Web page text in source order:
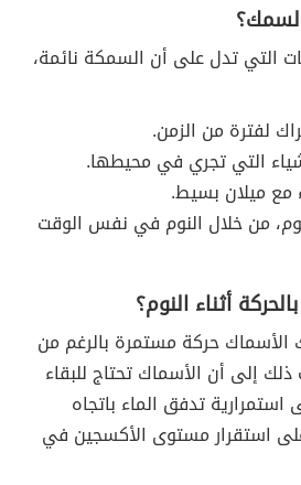
التي تدل على أن السمكة نائمة،
لفترة من الزمن.
التي تجري في محيطها.
مع ميلان بسيط.
من خلال النوم في نفس الوقت
أثناء النوم؟
حركة مستمرة بالرغم من
إلى أن الأسماك تحتاج للبقاء
تدفق الماء باتجاه
استقرار مستوى الأكسجين في